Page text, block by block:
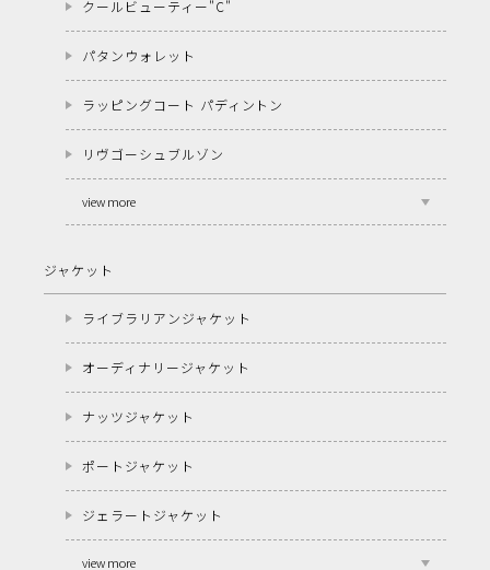
クールビューティー"C"
パタンウォレット
ラッピングコート パディントン
リヴゴーシュブルゾン
view more
ジャケット
ライブラリアンジャケット
オーディナリージャケット
ナッツジャケット
ポートジャケット
ジェラートジャケット
view more